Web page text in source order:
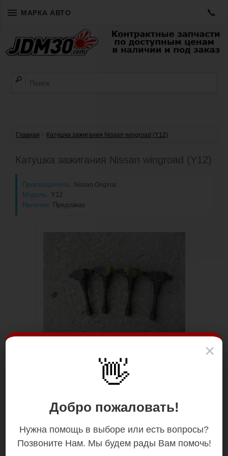
МАРКА АВТО 📞
×
👋
Добро пожаловать!
Нужна помощь в выборе или есть вопросы?
Позвоните Нам. Мы будем рады Вам помочь!
Главная Катушка зажигания Nissan wingroad (Y12)
Катушка зажигания Nissan wingroad (Y12)
Производитель: Nissan Original
Модель: Y12
Наличие: Предзаказ